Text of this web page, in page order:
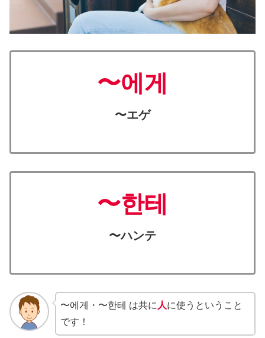
〜에게
〜エゲ
〜한테
〜ハンテ
〜에게・〜한테 は共に 人に使うということ
です！